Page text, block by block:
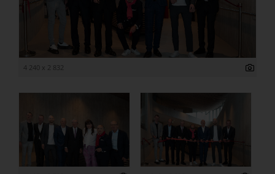
4 240 x 2 832